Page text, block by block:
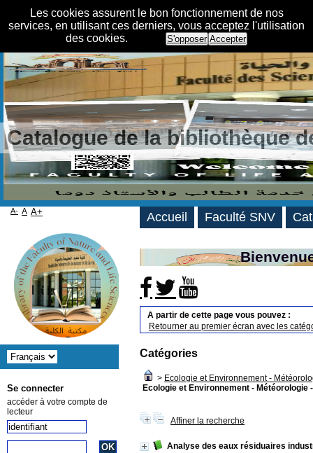
Les cookies assurent le bon fonctionnement de nos
services, en utilisant ces derniers, vous acceptez l'utilisation
des cookies.
S'opposer Accepter
Catalogue de la bibliothèque
A partir de cette page vous pouvez :
Retourner au premier écran avec les
Catégories
> Ecologie et Environnement -
Ecologie et Environnement - Météorologie
Affiner la recherche
Analyse des eaux résiduaires
Accueil Faculté SNV
A- A A+
Se connecter
accéder à votre compte de
lecteur